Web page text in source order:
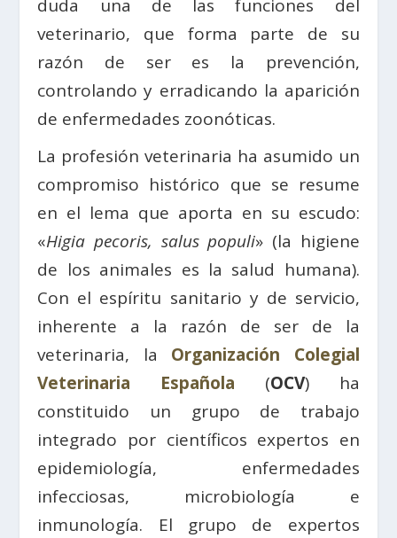
duda una de las funciones del
veterinario, que forma parte de su
razón de ser es la prevención,
controlando y erradicando la aparición
de enfermedades zoonóticas.
La profesión veterinaria ha asumido un
compromiso histórico que se resume
en el lema que aporta en su escudo:
«Higia pecoris, salus populi» (la higiene
de los animales es la salud humana).
Con el espíritu sanitario y de servicio,
inherente a la razón de ser de la
veterinaria, la Organización Colegial
Veterinaria Española (OCV) ha
constituido un grupo de trabajo
integrado por científicos expertos en
epidemiología, enfermedades
infecciosas, microbiología e
inmunología. El grupo de expertos